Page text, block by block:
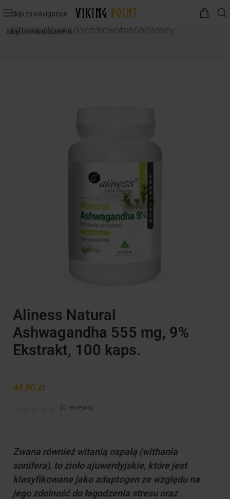
Skip to navigation
Skip to main content
Strona główna/Prozdrowotne/Witaminy
Aliness Natural
Ashwagandha 555 mg, 9%
Ekstrakt, 100 kaps.
44,90 zł
(0 reviews)
Zwana również witanią ospałą (withania
sonifera), to zioło ajuwerdyjskie, które jest
klasyfikowane jako adaptogen ze względu na
jego zdolność do łagodzenia stresu oraz